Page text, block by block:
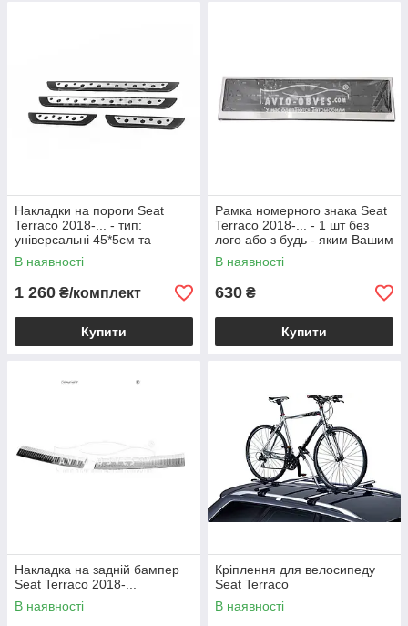
Накладки на пороги Seat
Terraco 2018-... - тип:
універсальні 45*5см та
23*4,5см
В наявності
1 260 ₴/комплект
Купити
Рамка номерного знака Seat
Terraco 2018-... - 1 шт без
лого або з будь - яким Вашим
лого
В наявності
630 ₴
Купити
Накладка на задній бампер
Seat Terraco 2018-...
В наявності
Кріплення для велосипеду
Seat Terraco
В наявності